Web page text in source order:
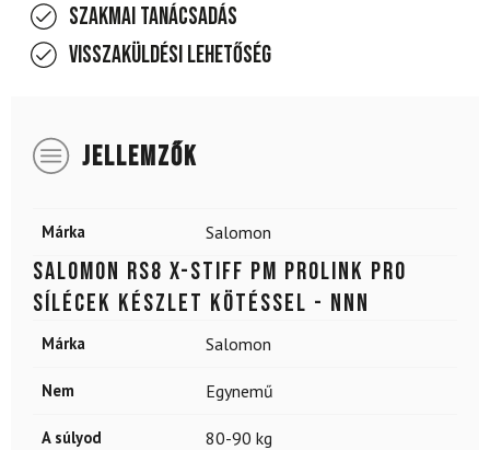
Szakmai tanácsadás
Visszaküldési lehetőség
JELLEMZŐK
Márka Salomon
SALOMON RS8 X-Stiff PM Prolink Pro
sílécek készlet kötéssel - NNN
Márka Salomon
Nem Egynemű
A súlyod 80-90 kg